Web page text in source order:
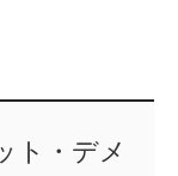
ト・デメ